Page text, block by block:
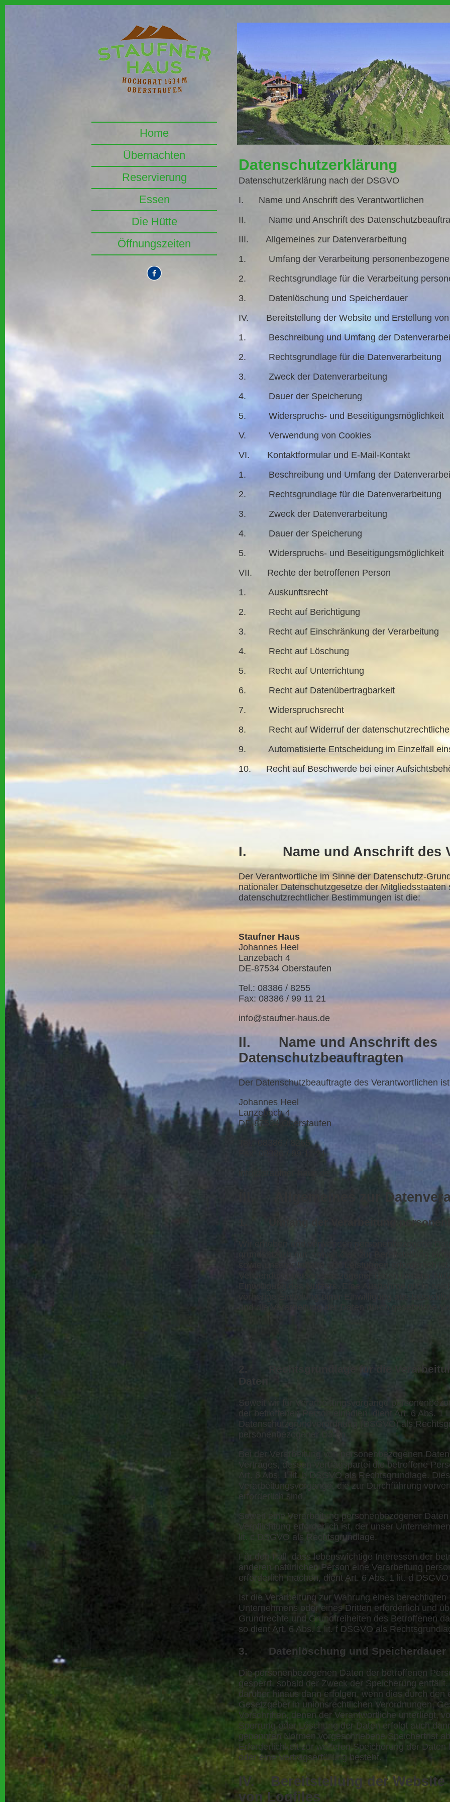
Home
Übernachten
Reservierung
Essen
Die Hütte
Öffnungszeiten
Datenschutzerklärung
Datenschutzerklärung nach der DSGVO
I. Name und Anschrift des Verantwortlichen
II. Name und Anschrift des
III. Allgemeines zur Datenverarbeitung
1. Umfang der Verarbeitung
2. Rechtsgrundlage für die Verarbeitung
3. Datenlöschung und Speicherdauer
IV. Bereitstellung der Website und Erstellung von
1. Beschreibung und Umfang der
2. Rechtsgrundlage für die Datenverarbeitung
3. Zweck der Datenverarbeitung
4. Dauer der Speicherung
5. Widerspruchs- und Beseitigungsmöglichkeit
V. Verwendung von Cookies
VI. Kontaktformular und E-Mail-Kontakt
1. Beschreibung und Umfang der
2. Rechtsgrundlage für die Datenverarbeitung
3. Zweck der Datenverarbeitung
4. Dauer der Speicherung
5. Widerspruchs- und Beseitigungsmöglichkeit
VII. Rechte der betroffenen Person
1. Auskunftsrecht
2. Recht auf Berichtigung
3. Recht auf Einschränkung der Verarbeitung
4. Recht auf Löschung
5. Recht auf Unterrichtung
6. Recht auf Datenübertragbarkeit
7. Widerspruchsrecht
8. Recht auf Widerruf der
9. Automatisierte Entscheidung im Einzelfall
10. Recht auf Beschwerde bei einer
I. Name und Anschrift des
Der Verantwortliche im Sinne der Datenschutz-
nationaler Datenschutzgesetze der Mitgliedsstaaten
datenschutzrechtlicher Bestimmungen ist die:
Staufner Haus
Johannes Heel
Lanzebach 4
DE-87534 Oberstaufen
Tel.: 08386 / 8255
Fax: 08386 / 99 11 21
info@staufner-haus.de
II. Name und Anschrift des
Datenschutzbeauftragten
Der Datenschutzbeauftragte des Verantwortlichen
Johannes Heel
Lanzebach 4
DE-87534 Oberstaufen
Tel.: 08386 / 8255
Fax: 08386 / 99 11 21
III. Allgemeines zur
1. Umfang der Verarbeitung
Wir erheben und verwenden personenbezogene
grundsätzlich nur, soweit dies zur Bereitstellung
sowie unserer Inhalte und Leistungen erforderlich
Verwendung personenbezogener Daten unserer
Einwilligung des Nutzers. Eine Ausnahme gilt in
und die Verarbeitung der Daten durch gesetzliche
2. Rechtsgrundlage für die
Daten
Soweit wir für Verarbeitungsvorgänge
der betroffenen Person einholen, dient Art. 6 Abs. 1
Datenschutzgrundverordnung (DSGVO) als
personenbezogener Daten.
Bei der Verarbeitung von personenbezogenen
Vertrages, dessen Vertragspartei die betroffene
Art. 6 Abs. 1 lit. b DSGVO als Rechtsgrundlage.
Verarbeitungsvorgänge, die zur Durchführung
erforderlich sind.
Soweit eine Verarbeitung personenbezogener
Verpflichtung erforderlich ist, der unser
lit. c DSGVO als Rechtsgrundlage.
Für den Fall, dass lebenswichtige Interessen der
anderen natürlichen Person eine Verarbeitung
erforderlich machen, dient Art. 6 Abs. 1 lit. d
Ist die Verarbeitung zur Wahrung eines
Unternehmens oder eines Dritten erforderlich und
Grundrechte und Grundfreiheiten des Betroffenen
so dient Art. 6 Abs. 1 lit. f DSGVO als
3. Datenlöschung und Speicherdauer
Die personenbezogenen Daten der betroffenen
gesperrt, sobald der Zweck der Speicherung
darüber hinaus dann erfolgen, wenn dies durch
Gesetzgeber in unionsrechtlichen Verordnungen,
Vorschriften, denen der Verantwortliche unterliegt,
Sperrung oder Löschung der Daten erfolgt auch
genannten Normen vorgeschriebene Speicherfrist
Erforderlichkeit zur weiteren Speicherung der
oder eine Vertragserfüllung besteht.
IV. Bereitstellung der Website
von Logfiles